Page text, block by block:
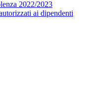
2022/2023
ai dipendenti